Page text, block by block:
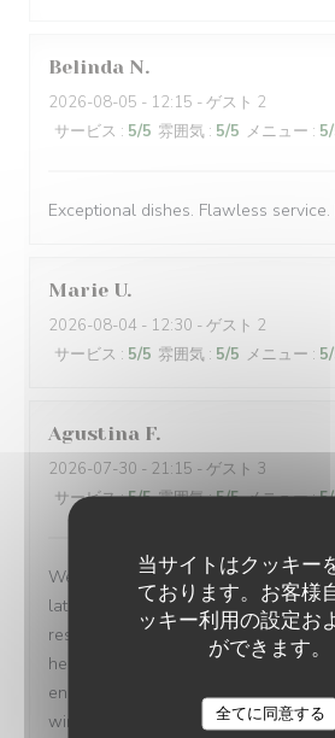
当サイトはクッキー
ております。お客様
ッキー利用の設定お
ができます。
全てに同意する
Belinda N
2026-08-05 - 12:15 - ゲスト 2
サービス : 5/5 雰囲気 : 5/5 メニュー : 5
Exceptional dishes. Flawless service.
Marie U
2026-08-04 - 12:30 - ゲスト 2
サービス : 5/5 雰囲気 : 5/5 メニュー : 5
Agustina F
2026-07-30 - 21:15 - ゲスト 3
サービス:5/5 雰囲気:5/5 メニュー:5
We made a quick reservation and
later to a warm, inviting, and
restaurant owner and all of the
helpful and kind, spoke 3 languages,
enough to let us order in broken
win: magret de canard, bœuf